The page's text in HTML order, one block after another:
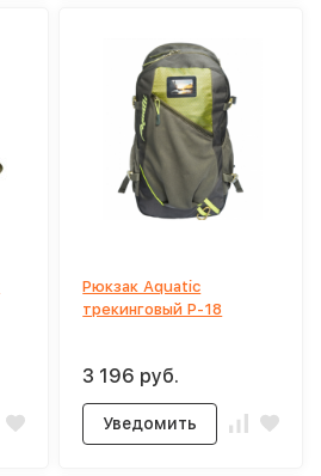
Рюкзак Aquatic
трекинговый Р-18
3 196 руб.
Уведомить